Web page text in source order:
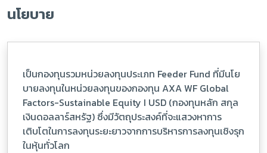
นโยบาย
เป็นกองทุนรวมหน่วยลงทุนประเภท Feeder Fund ที่มีนโย
บายลงทุนในหน่วยลงทุนของกองทุน AXA WF Global
Factors-Sustainable Equity I USD (กองทุนหลัก สกุล
เงินดอลลาร์สหรัฐ) ซึ่งมีวัตถุประสงค์ที่จะแสวงหาการ
เติบโตในการลงทุนระยะยาวจากการบริหารการลงทุนเชิงรุก
ในหุ้นทั่วโลก